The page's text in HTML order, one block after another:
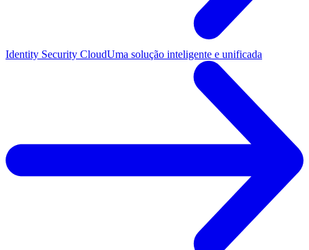
Identity Security CloudUma solução inteligente e unificada